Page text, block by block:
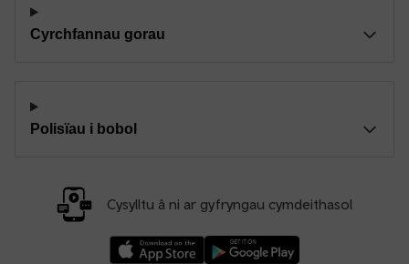
Cyrchfannau gorau
Polisïau i bobol
Cysylltu â ni ar gyfryngau cymdeithasol